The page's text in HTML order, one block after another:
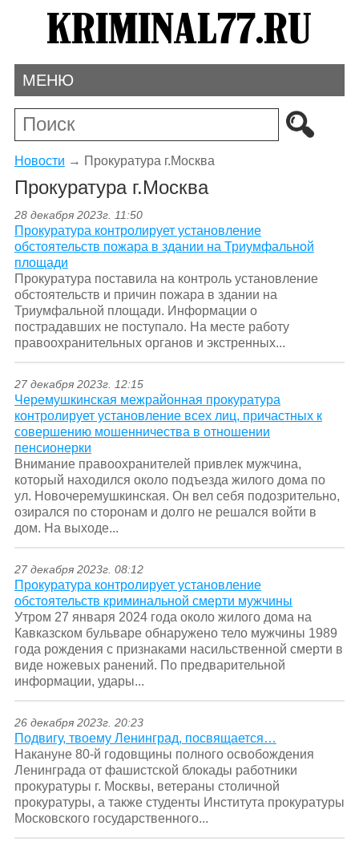
МЕНЮ
Новости → Прокуратура г.Москва
Прокуратура г.Москва
28 декабря 2023г. 11:50
Прокуратура контролирует установление
обстоятельств пожара в здании на Триумфальной
площади
Прокуратура поставила на контроль установление
обстоятельств и причин пожара в здании на
Триумфальной площади. Информации о
пострадавших не поступало. На месте работу
правоохранительных органов и экстренных...
27 декабря 2023г. 12:15
Черемушкинская межрайонная прокуратура
контролирует установление всех лиц, причастных к
совершению мошенничества в отношении
пенсионерки
Внимание правоохранителей привлек мужчина,
который находился около подъезда жилого дома по
ул. Новочеремушкинская. Он вел себя подозрительно,
озирался по сторонам и долго не решался войти в
дом. На выходе...
27 декабря 2023г. 08:12
Прокуратура контролирует установление
обстоятельств криминальной смерти мужчины
Утром 27 января 2024 года около жилого дома на
Кавказском бульваре обнаружено тело мужчины 1989
года рождения с признаками насильственной смерти в
виде ножевых ранений. По предварительной
информации, удары...
26 декабря 2023г. 20:23
Подвигу, твоему Ленинград, посвящается…
Накануне 80-й годовщины полного освобождения
Ленинграда от фашистской блокады работники
прокуратуры г. Москвы, ветераны столичной
прокуратуры, а также студенты Института прокуратуры
Московского государственного...